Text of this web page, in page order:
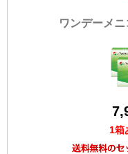
ワンデーメニ
1箱